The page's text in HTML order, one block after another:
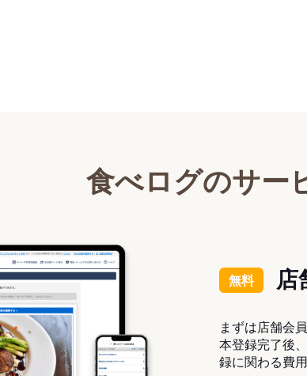
食べログのサー
無料 店
まずは店舗会
本登録完了後
録に関わる費